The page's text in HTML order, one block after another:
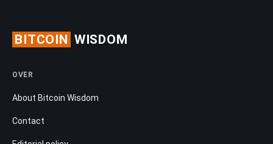
BITCOIN WISDOM
OVER
About Bitcoin Wisdom
Contact